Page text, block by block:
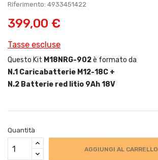
Riferimento: 4933451422
399,00 €
Tasse escluse
Questo Kit M18NRG-902è formato da
N.1 Caricabatterie M12-18C +
N.2 Batterie red litio 9Ah 18V
Quantità
AGGIUNGI AL CARRELLO